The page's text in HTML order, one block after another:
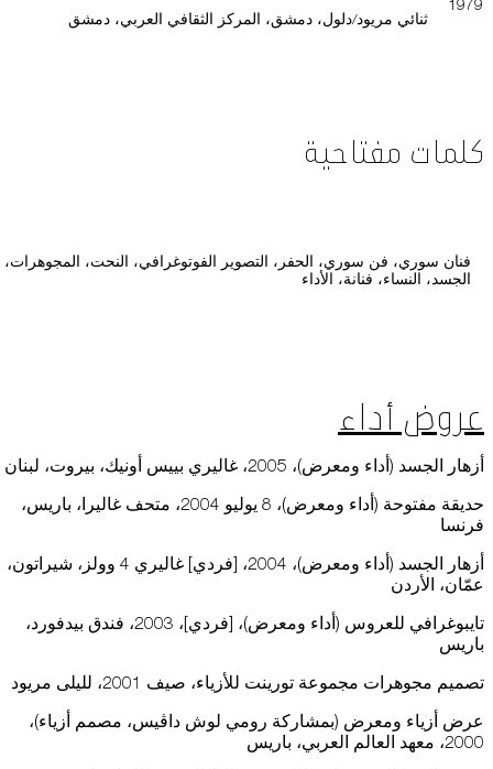
1979
ثنائي مريود/دلول، دمشق، المركز الثقافي العربي، دمشق
كلمات مفتاحية
فنان سوري، فن سوري، الحفر، التصوير الفوتوغرافي، النحت، المجوهرات،
الجسد، النساء، فنانة، الأداء
عروض أداء
أزهار الجسد (أداء ومعرض)، 2005، غاليري بييس أونيك، بيروت، لبنان
حديقة مفتوحة (أداء ومعرض)، 8 يوليو 2004، متحف غاليرا، باريس،
فرنسا
أزهار الجسد (أداء ومعرض)، 2004، [فردي] غاليري 4 وولز، شيراتون،
عمّان، الأردن
تايبوغرافي للعروس (أداء ومعرض)، [فردي]، 2003، فندق بيدفورد،
باريس
تصميم مجوهرات مجموعة تورينت للأزياء، صيف 2001، لليلى مريود
عرض أزياء ومعرض (بمشاركة رومي لوش داڤيس، مصمم أزياء)،
2000، معهد العالم العربي، باريس